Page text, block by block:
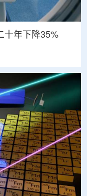
十年下降35%